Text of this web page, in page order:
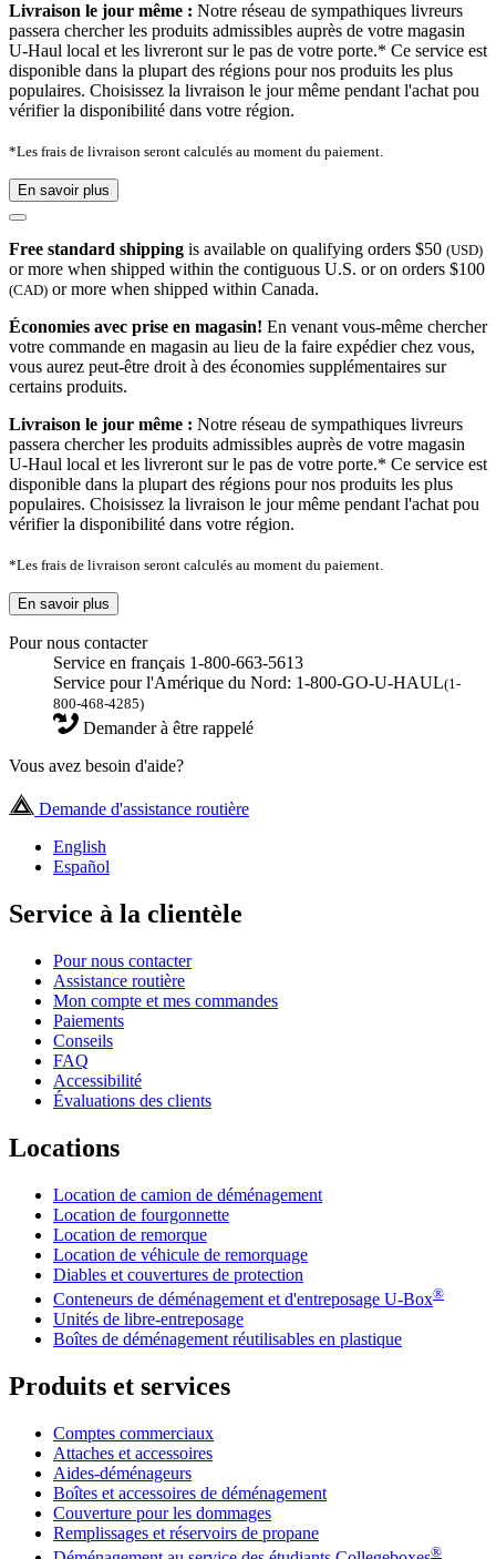
Livraison le jour même : Notre réseau de sympathiques livreurs
passera chercher les produits admissibles auprès de votre magasin
U-Haul local et les livreront sur le pas de votre porte.* Ce service est
disponible dans la plupart des régions pour nos produits les plus
populaires. Choisissez la livraison le jour même pendant l'achat pou
vérifier la disponibilité dans votre région.
*Les frais de livraison seront calculés au moment du paiement.
En savoir plus
Free standard shipping is available on qualifying orders $50 (USD)
or more when shipped within the contiguous U.S. or on orders $100
(CAD) or more when shipped within Canada.
Économies avec prise en magasin! En venant vous-même chercher
votre commande en magasin au lieu de la faire expédier chez vous,
vous aurez peut-être droit à des économies supplémentaires sur
certains produits.
Livraison le jour même : Notre réseau de sympathiques livreurs
passera chercher les produits admissibles auprès de votre magasin
U-Haul local et les livreront sur le pas de votre porte.* Ce service est
disponible dans la plupart des régions pour nos produits les plus
populaires. Choisissez la livraison le jour même pendant l'achat pou
vérifier la disponibilité dans votre région.
*Les frais de livraison seront calculés au moment du paiement.
En savoir plus
Pour nous contacter
Service en français 1-800-663-5613
Service pour l'Amérique du Nord: 1-800-GO-U-HAUL(1-
800-468-4285)
Demander à être rappelé
Vous avez besoin d'aide?
Demande d'assistance routière
English
Español
Service à la clientèle
Pour nous contacter
Assistance routière
Mon compte et mes commandes
Paiements
Conseils
FAQ
Accessibilité
Évaluations des clients
Locations
Location de camion de déménagement
Location de fourgonnette
Location de remorque
Location de véhicule de remorquage
Diables et couvertures de protection
Conteneurs de déménagement et d'entreposage U-Box®
Unités de libre-entreposage
Boîtes de déménagement réutilisables en plastique
Produits et services
Comptes commerciaux
Attaches et accessoires
Aides-déménageurs
Boîtes et accessoires de déménagement
Couverture pour les dommages
Remplissages et réservoirs de propane
®